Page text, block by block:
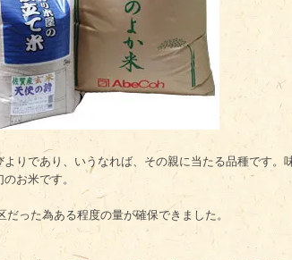
りであり、いうなれば、その親に当たる品種です
お米です。
った為ある程度の量が確保できました。